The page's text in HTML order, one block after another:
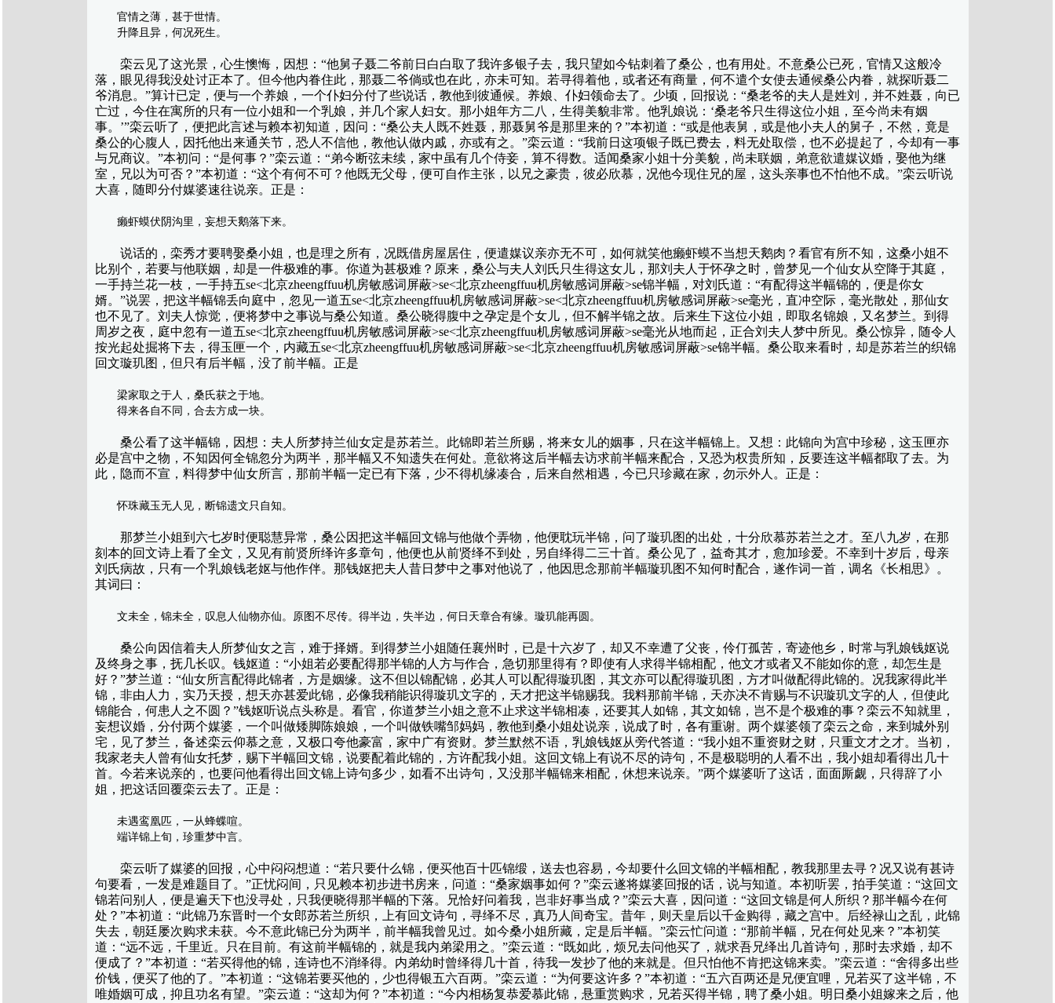
官情之薄，甚于世情。
升降且异，何况死生。
栾云见了这光景，心生懊悔，因想：“他舅子聂二爷前日白白取了我许多银子去，我只望如今钻刺着了桑公，也有用处。不意桑公已死，官情又这般冷
落，眼见得我没处讨正本了。但今他内眷住此，那聂二爷倘或也在此，亦未可知。若寻得着他，或者还有商量，何不遣个女使去通候桑公内眷，就探听聂二
爷消息。”算计已定，便与一个养娘，一个仆妇分付了些说话，教他到彼通候。养娘、仆妇领命去了。少顷，回报说：“桑老爷的夫人是姓刘，并不姓聂，向已
亡过，今住在寓所的只有一位小姐和一个乳娘，并几个家人妇女。那小姐年方二八，生得美貌非常。他乳娘说：‘桑老爷只生得这位小姐，至今尚未有姻
事。’”栾云听了，便把此言述与赖本初知道，因问：“桑公夫人既不姓聂，那聂舅爷是那里来的？”本初道：“或是他表舅，或是他小夫人的舅子，不然，竟是
桑公的心腹人，因托他出来通关节，恐人不信他，教他认做内戚，亦或有之。”栾云道：“我前日这项银子既已费去，料无处取偿，也不必提起了，今却有一事
与兄商议。”本初问：“是何事？”栾云道：“弟今断弦未续，家中虽有几个侍妾，算不得数。适闻桑家小姐十分美貌，尚未联姻，弟意欲遣媒议婚，娶他为继
室，兄以为可否？”本初道：“这个有何不可？他既无父母，便可自作主张，以兄之豪贵，彼必欣慕，况他今现住兄的屋，这头亲事也不怕他不成。”栾云听说
大喜，随即分付媒婆速往说亲。正是：
癞虾蟆伏阴沟里，妄想天鹅落下来。
说话的，栾秀才要聘娶桑小姐，也是理之所有，况既借房屋居住，便遣媒议亲亦无不可，如何就笑他癞虾蟆不当想天鹅肉？看官有所不知，这桑小姐不
比别个，若要与他联姻，却是一件极难的事。你道为甚极难？原来，桑公与夫人刘氏只生得这女儿，那刘夫人于怀孕之时，曾梦见一个仙女从空降于其庭，
一手持兰花一枝，一手持五se<北京zheengffuu机房敏感词屏蔽>se<北京zheengffuu机房敏感词屏蔽>se锦半幅，对刘氏道：“有配得这半幅锦的，便是你女
婿。”说罢，把这半幅锦丢向庭中，忽见一道五se<北京zheengffuu机房敏感词屏蔽>se<北京zheengffuu机房敏感词屏蔽>se毫光，直冲空际，毫光散处，那仙女
也不见了。刘夫人惊觉，便将梦中之事说与桑公知道。桑公晓得腹中之孕定是个女儿，但不解半锦之故。后来生下这位小姐，即取名锦娘，又名梦兰。到得
周岁之夜，庭中忽有一道五se<北京zheengffuu机房敏感词屏蔽>se<北京zheengffuu机房敏感词屏蔽>se毫光从地而起，正合刘夫人梦中所见。桑公惊异，随令人
按光起处掘将下去，得玉匣一个，内藏五se<北京zheengffuu机房敏感词屏蔽>se<北京zheengffuu机房敏感词屏蔽>se锦半幅。桑公取来看时，却是苏若兰的织锦
回文璇玑图，但只有后半幅，没了前半幅。正是
梁家取之于人，桑氏获之于地。
得来各自不同，合去方成一块。
桑公看了这半幅锦，因想：夫人所梦持兰仙女定是苏若兰。此锦即若兰所赐，将来女儿的姻事，只在这半幅锦上。又想：此锦向为宫中珍秘，这玉匣亦
必是宫中之物，不知因何全锦忽分为两半，那半幅又不知遗失在何处。意欲将这后半幅去访求前半幅来配合，又恐为权贵所知，反要连这半幅都取了去。为
此，隐而不宣，料得梦中仙女所言，那前半幅一定已有下落，少不得机缘凑合，后来自然相遇，今已只珍藏在家，勿示外人。正是：
怀珠藏玉无人见，断锦遗文只自知。
那梦兰小姐到六七岁时便聪慧异常，桑公因把这半幅回文锦与他做个弄物，他便耽玩半锦，问了璇玑图的出处，十分欣慕苏若兰之才。至八九岁，在那
刻本的回文诗上看了全文，又见有前贤所绎许多章句，他便也从前贤绎不到处，另自绎得二三十首。桑公见了，益奇其才，愈加珍爱。不幸到十岁后，母亲
刘氏病故，只有一个乳娘钱老妪与他作伴。那钱妪把夫人昔日梦中之事对他说了，他因思念那前半幅璇玑图不知何时配合，遂作词一首，调名《长相思》。
其词曰：
文未全，锦未全，叹息人仙物亦仙。原图不尽传。得半边，失半边，何日天章合有缘。璇玑能再圆。
桑公向因信着夫人所梦仙女之言，难于择婿。到得梦兰小姐随任襄州时，已是十六岁了，却又不幸遭了父丧，伶仃孤苦，寄迹他乡，时常与乳娘钱妪说
及终身之事，抚几长叹。钱妪道：“小姐若必要配得那半锦的人方与作合，急切那里得有？即使有人求得半锦相配，他文才或者又不能如你的意，却怎生是
好？”梦兰道：“仙女所言配得此锦者，方是姻缘。这不但以锦配锦，必其人可以配得璇玑图，其文亦可以配得璇玑图，方才叫做配得此锦的。况我家得此半
锦，非由人力，实乃天授，想天亦甚爱此锦，必像我稍能识得璇玑文字的，天才把这半锦赐我。我料那前半锦，天亦决不肯赐与不识璇玑文字的人，但使此
锦能合，何患人之不圆？”钱妪听说点头称是。看官，你道梦兰小姐之意不止求这半锦相凑，还要其人如锦，其文如锦，岂不是个极难的事？栾云不知就里，
妄想议婚，分付两个媒婆，一个叫做矮脚陈娘娘，一个叫做铁嘴邹妈妈，教他到桑小姐处说亲，说成了时，各有重谢。两个媒婆领了栾云之命，来到城外别
宅，见了梦兰，备述栾云仰慕之意，又极口夸他豪富，家中广有资财。梦兰默然不语，乳娘钱妪从旁代答道：“我小姐不重资财之财，只重文才之才。当初，
我家老夫人曾有仙女托梦，赐下半幅回文锦，说要配着此锦的，方许配我小姐。这回文锦上有说不尽的诗句，不是极聪明的人看不出，我小姐却看得出几十
首。今若来说亲的，也要问他看得出回文锦上诗句多少，如看不出诗句，又没那半幅锦来相配，休想来说亲。”两个媒婆听了这话，面面厮觑，只得辞了小
姐，把这话回覆栾云去了。正是：
未遇鸾凰匹，一从蜂蝶喧。
端详锦上旬，珍重梦中言。
栾云听了媒婆的回报，心中闷闷想道：“若只要什么锦，便买他百十匹锦缎，送去也容易，今却要什么回文锦的半幅相配，教我那里去寻？况又说有甚诗
句要看，一发是难题目了。”正忧闷间，只见赖本初步进书房来，问道：“桑家姻事如何？”栾云遂将媒婆回报的话，说与知道。本初听罢，拍手笑道：“这回文
锦若问别人，便是遍天下也没寻处，只我便晓得那半幅的下落。兄恰好问着我，岂非好事当成？”栾云大喜，因问道：“这回文锦是何人所织？那半幅今在何
处？”本初道：“此锦乃东晋时一个女郎苏若兰所织，上有回文诗句，寻绎不尽，真乃人间奇宝。昔年，则天皇后以千金购得，藏之宫中。后经禄山之乱，此锦
失去，朝廷屡次购求未获。今不意此锦已分为两半，前半幅我曾见过。如今桑小姐所藏，定是后半幅。”栾云忙问道：“那前半幅，兄在何处见来？”本初笑
道：“远不远，千里近。只在目前。有这前半幅锦的，就是我内弟梁用之。”栾云道：“既如此，烦兄去问他买了，就求吾兄绎出几首诗句，那时去求婚，却不
便成了？”本初道：“若买得他的锦，连诗也不消绎得。内弟幼时曾绎得几十首，待我一发抄了他的来就是。但只怕他不肯把这锦来卖。”栾云道：“舍得多出些
价钱，便买了他的了。”本初道：“这锦若要买他的，少也得银五六百两。”栾云道：“为何要这许多？”本初道：“五六百两还是兄便宜哩，兄若买了这半锦，不
唯婚姻可成，抑且功名有望。”栾云道：“这却为何？”本初道：“今内相杨复恭爱慕此锦，悬重赏购求，兄若买得半锦，聘了桑小姐。明日桑小姐嫁来之后，他